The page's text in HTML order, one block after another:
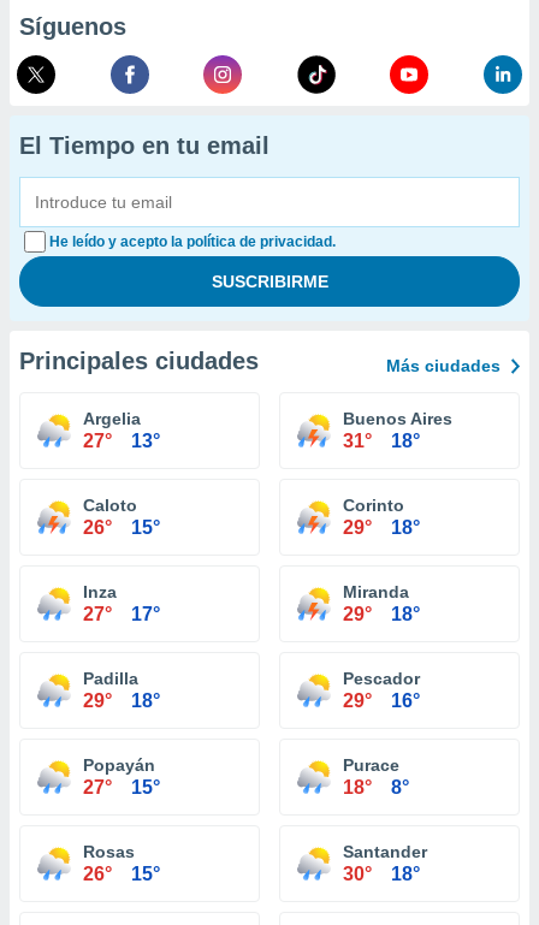
Síguenos
El Tiempo en tu email
He leído y acepto la política de privacidad.
Principales ciudades Más ciudades
Argelia
27° 13°
Buenos Aires
31° 18°
Caloto
26° 15°
Corinto
29° 18°
Inza
27° 17°
Miranda
29° 18°
Padilla
29° 18°
Pescador
29° 16°
Popayán
27° 15°
Purace
18° 8°
Rosas
26° 15°
Santander
30° 18°